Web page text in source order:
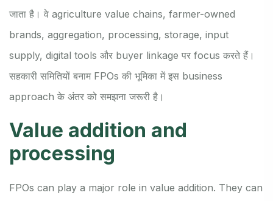
जाता है। वे agriculture value chains, farmer-owned
brands, aggregation, processing, storage, input
supply, digital tools और buyer linkage पर focus करते हैं।
सहकारी समितियों बनाम FPOs की भूमिका में इस business
approach के अंतर को समझना जरूरी है।
Value addition and
processing
FPOs can play a major role in value addition. They can